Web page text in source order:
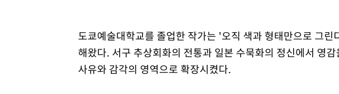
도쿄예술대학교를 졸업한 작가는 '오직 색과 형태만으로 그
해왔다. 서구 추상회화의 전통과 일본 수묵화의 정신에서 영
사유와 감각의 영역으로 확장시켰다.